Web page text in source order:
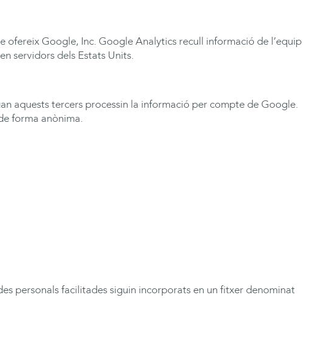
ofereix Google, Inc. Google Analytics recull informació de l’equip
servidors dels Estats Units.
aquests tercers processin la informació per compte de Google.
forma anònima.
personals facilitades siguin incorporats en un fitxer denominat